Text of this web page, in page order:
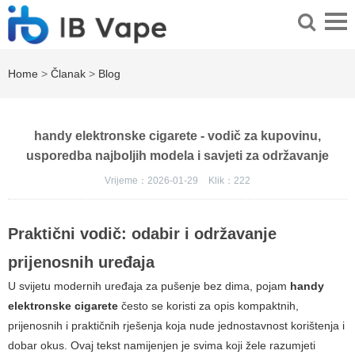
Home > Članak > Blog
handy elektronske cigarete - vodič za kupovinu,
usporedba najboljih modela i savjeti za održavanje
Vrijeme：2026-01-29 Klik： 222
Praktični vodič: odabir i održavanje
prijenosnih uređaja
U svijetu modernih uređaja za pušenje bez dima, pojam handy
elektronske cigarete često se koristi za opis kompaktnih,
prijenosnih i praktičnih rješenja koja nude jednostavnost korištenja i
dobar okus. Ovaj tekst namijenjen je svima koji žele razumjeti